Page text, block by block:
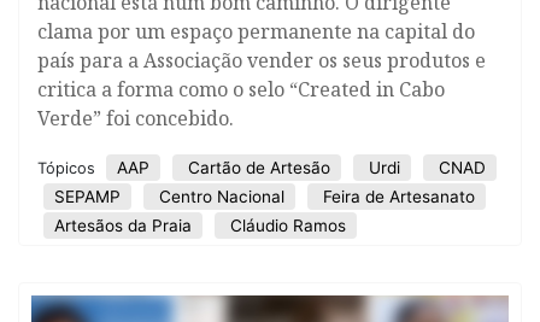
clama por um espaço permanente na capital do
país para a Associação vender os seus produtos e
critica a forma como o selo “Created in Cabo
Verde” foi concebido.
Tópicos AAP Cartão de Artesão Urdi
CNAD
SEPAMP
Centro Nacional
Feira de Artesanato
Artesãos da Praia
Cláudio Ramos